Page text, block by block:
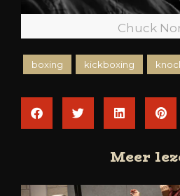
Chuck
boxing kickboxing
Meer